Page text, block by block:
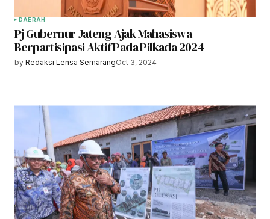
DAERAH
Pj Gubernur Jateng Ajak Mahasiswa
Berpartisipasi Aktif Pada Pilkada 2024
by Redaksi Lensa SemarangOct 3, 2024